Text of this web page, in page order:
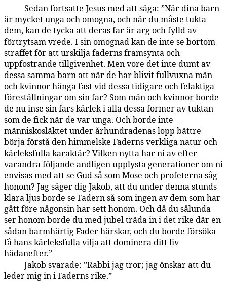
142:2.4Sedan fortsatte Jesus med att säga: ”När dina barn
är mycket unga och omogna, och när du måste tukta
dem, kan de tycka att deras far är arg och fylld av
förtrytsam vrede. I sin omognad kan de inte se bortom
straffet för att urskilja faderns framsynta och
uppfostrande tillgivenhet. Men vore det inte dumt av
dessa samma barn att när de har blivit fullvuxna män
och kvinnor hänga fast vid dessa tidigare och felaktiga
föreställningar om sin far? Som män och kvinnor borde
de nu inse sin fars kärlek i alla dessa former av tuktan
som de fick när de var unga. Och borde inte
människosläktet under århundradenas lopp bättre
börja förstå den himmelske Faderns verkliga natur och
kärleksfulla karaktär? Vilken nytta har ni av efter
varandra följande andligen upplysta generationer om ni
envisas med att se Gud så som Mose och profeterna såg
honom? Jag säger dig Jakob, att du under denna stunds
klara ljus borde se Fadern så som ingen av dem som har
gått före någonsin har sett honom. Och då du sålunda
ser honom borde du med jubel träda in i det rike där en
sådan barmhärtig Fader härskar, och du borde försöka
få hans kärleksfulla vilja att dominera ditt liv
hädanefter.”
Jakob svarade: ”Rabbi jag tror; jag önskar att du
leder mig in i Faderns rike.”